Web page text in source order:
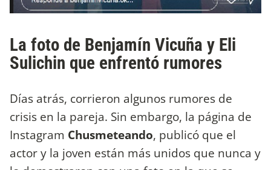
La foto de Benjamín Vicuña y Eli
Sulichin que enfrentó rumores
Días atrás, corrieron algunos rumores de
crisis en la pareja. Sin embargo, la página de
Instagram Chusmeteando, publicó que el
actor y la joven están más unidos que nunca y